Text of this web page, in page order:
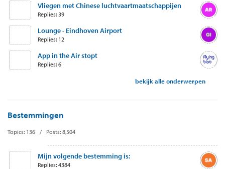
Vliegen met Chinese luchtvaartmaatschappijen
Replies: 39
Lounge - Eindhoven Airport
Replies: 12
App in the Air stopt
Replies: 6
bekijk alle onderwerpen
Bestemmingen
Topics: 136 / Posts: 8,504
Mijn volgende bestemming is:
Replies: 4384